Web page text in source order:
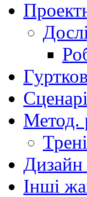
Метод.
Інші